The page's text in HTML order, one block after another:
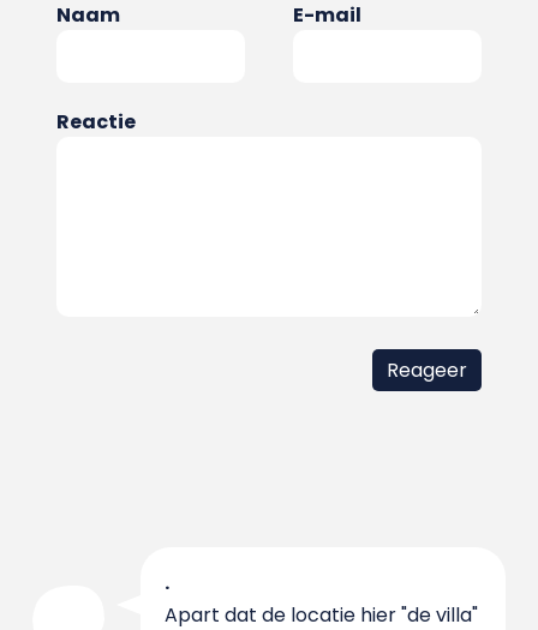
Naam E-mail
Reactie
.
Apart dat de locatie hier "de villa"